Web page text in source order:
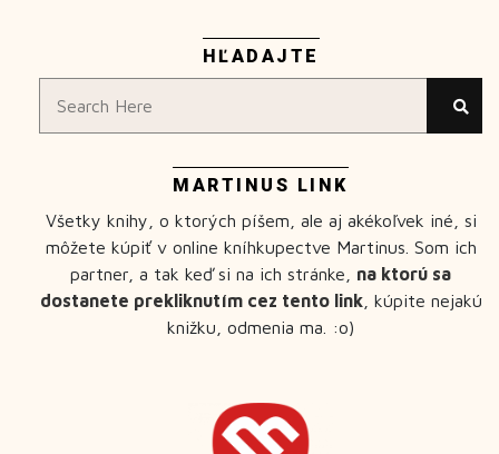
HĽADAJTE
MARTINUS LINK
Všetky knihy, o ktorých píšem, ale aj akékoľvek iné, si
môžete kúpiť v online kníhkupectve Martinus. Som ich
partner, a tak keď si na ich stránke, na ktorú sa
dostanete prekliknutím cez tento link, kúpite nejakú
knižku, odmenia ma. :o)